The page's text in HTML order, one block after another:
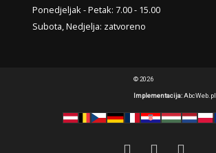
Ponedjeljak - Petak: 7.00 - 15.00
Subota, Nedjelja: zatvoreno
© 2026
Implementacija:AbcWeb.pl